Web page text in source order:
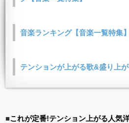
音楽ランキング【音楽一覧特集】
テンションが上がる歌&盛り上
■これが定番!テンション上がる人気